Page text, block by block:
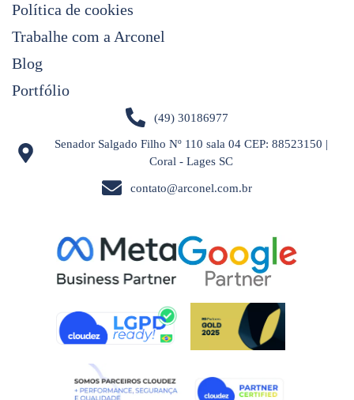
Política de cookies
Trabalhe com a Arconel
Blog
Portfólio
(49) 30186977
Senador Salgado Filho Nº 110 sala 04 CEP: 88523150 |
Coral - Lages SC
contato@arconel.com.br